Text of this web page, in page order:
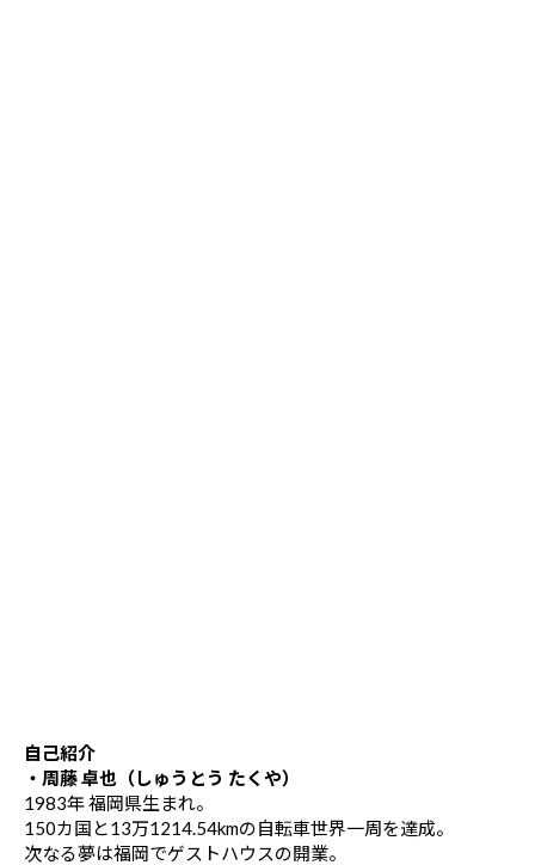
自己紹介
・周藤 卓也（しゅうとう たくや）
1983年 福岡県生まれ。
150カ国と13万1214.54kmの自転車世界一周を達成。
次なる夢は福岡でゲストハウスの開業。